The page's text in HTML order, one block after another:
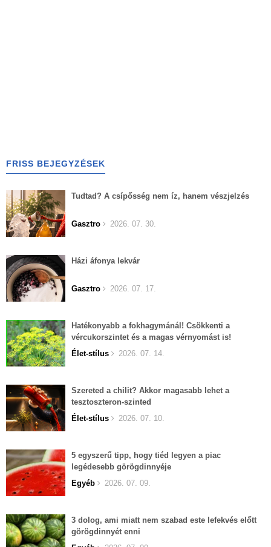
FRISS BEJEGYZÉSEK
Tudtad? A csípősség nem íz, hanem vészjelzés
Gasztro 2026. 07. 30.
Házi áfonya lekvár
Gasztro 2026. 07. 17.
Hatékonyabb a fokhagymánál! Csökkenti a
vércukorszintet és a magas vérnyomást is!
Élet-stílus
2026. 07. 14.
Szereted a chilit? Akkor magasabb lehet a
tesztoszteron-szinted
Élet-stílus
2026. 07. 10.
5 egyszerű tipp, hogy tiéd legyen a piac
legédesebb görögdinnyéje
Egyéb
2026. 07. 09.
3 dolog, ami miatt nem szabad este lefekvés előtt
görögdinnyét enni